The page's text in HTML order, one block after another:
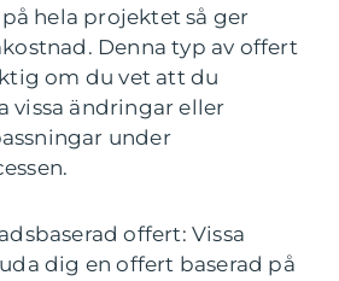
hela projektet så ger
Denna typ av offert
om du vet att du
vissa ändringar eller
under
offert: Vissa
dig en offert baserad på